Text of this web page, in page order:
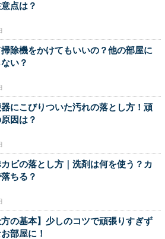
点は？
掃除機をかけてもいいの？他の部屋に
い？
器にこびりついた汚れの落とし方！頑
因は？
カビの落とし方｜洗剤は何を使う？カ
ちる？
方の基本】少しのコツで頑張りすぎず
部屋に！